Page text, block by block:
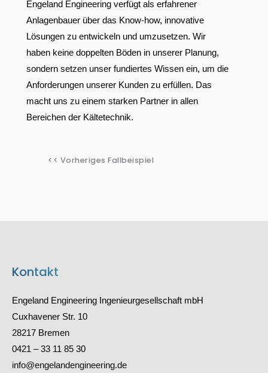
Engeland Engineering verfügt als erfahrener
Anlagenbauer über das Know-how, innovative
Lösungen zu entwickeln und umzusetzen. Wir
haben keine doppelten Böden in unserer Planung,
sondern setzen unser fundiertes Wissen ein, um die
Anforderungen unserer Kunden zu erfüllen. Das
macht uns zu einem starken Partner in allen
Bereichen der Kältetechnik.
<< Vorheriges Fallbeispiel
Kontakt
Engeland Engineering Ingenieurgesellschaft mbH
Cuxhavener Str. 10
28217 Bremen
0421 – 33 11 85 30
info@engelandengineering.de